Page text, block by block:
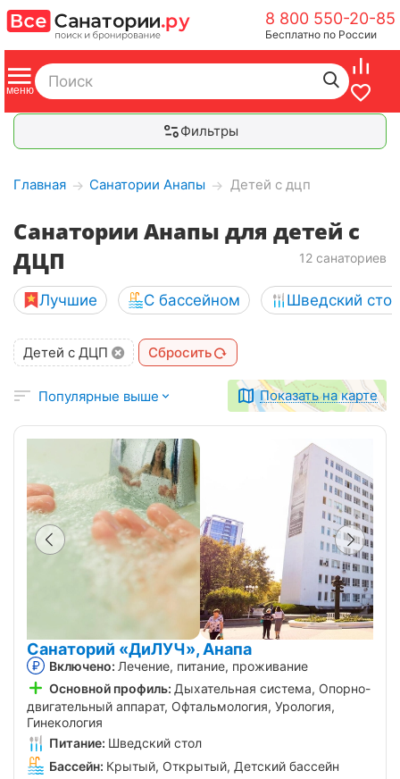
8 800 550-20-85
Бесплатно по России
Фильтры
Главная → Санатории Анапы → Детей с дцп
Санатории Анапы для детей с
ДЦП
12 санаториев
Лучшие С бассейном Шведский стол
Детей с ДЦП Сбросить
Популярные выше Показать на карте
Санаторий «ДиЛУЧ», Анапа
Включено: Лечение, питание, проживание
Основной профиль: Дыхательная система, Опорно-
двигательный аппарат, Офтальмология, Урология,
Гинекология
Питание: Шведский стол
Бассейн: Крытый, Открытый, Детский бассейн